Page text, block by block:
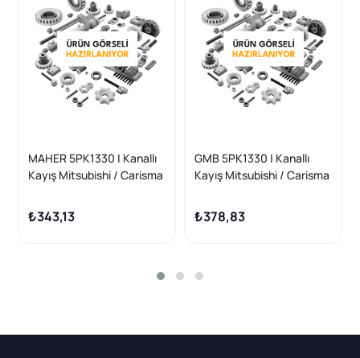
MAHER 5PK1330 | Kanallı
Kayış Mitsubishi / Carisma
₺343,13
GMB 5PK1330 | Kanallı
Kayış Mitsubishi / Carisma
₺378,83